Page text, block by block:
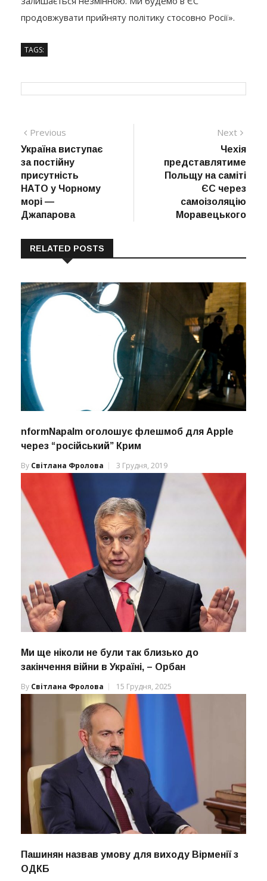
продовжувати прийняту політику стосовно Росії».
TAGS:
Навігація
записів
Previous
post:
Україна виступає
за постійну
присутність
НАТО у Чорному
морі —
Джапарова
Next
post:
Чехія
представлятиме
Польщу на саміті
ЄС через
самоізоляцію
Моравецького
RELATED POSTS
nformNapalm оголошує флешмоб для Apple
через “російський” Крим
By Світлана Фролова 3 Грудня, 2019
Ми ще ніколи не були так близько до
закінчення війни в Україні, – Орбан
By Світлана Фролова 15 Грудня, 2025
Пашинян назвав умову для виходу Вірменії з
ОДКБ